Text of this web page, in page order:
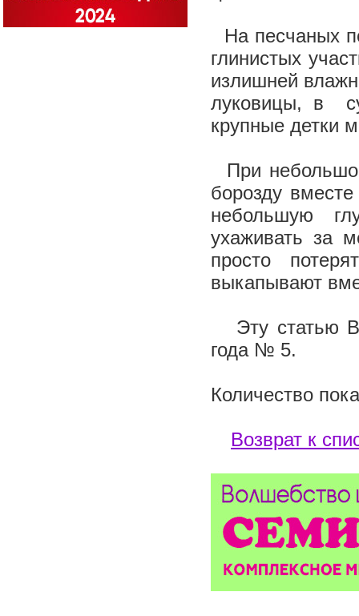
На песчаных
глинистых
излишней
луковицы, в
крупные детки
При
борозду
небольшую
ухаживать за
просто
выкапывают
Эту статью
года № 5.
Количество
Возврат к